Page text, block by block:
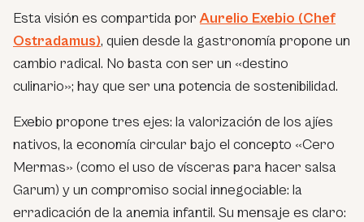
Esta visión es compartida porAurelio Exebio (Chef
Ostradamus), quien desde la gastronomía propone un
cambio radical. No basta con ser un «destino
culinario»; hay que ser una potencia de sostenibilidad.
Exebio propone tres ejes: la valorización de los ajíes
nativos, la economía circular bajo el concepto «Cero
Mermas» (como el uso de vísceras para hacer salsa
Garum) y un compromiso social innegociable: la
erradicación de la anemia infantil. Su mensaje es claro: